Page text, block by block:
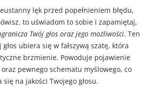
lęk przed popełnieniem błędu,
to uświadom to sobie i zapamiętaj,
Twój głos oraz jego możliwości. Ten
ubiera się w fałszywą szatę, która
brzmienie. Powoduje pojawienie
pewnego schematu myślowego, co
na jakości Twojego głosu.